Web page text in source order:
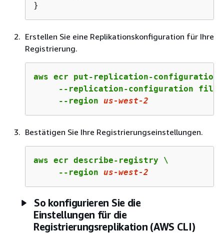
}
Erstellen Sie eine Replikationskonfiguration für Ihre
Registrierung.
aws ecr put-replication-configuration
--replication-configuration
     --region
us-west-2
Bestätigen Sie Ihre Registrierungseinstellungen.
aws ecr describe-registry \
     --region
us-west-2
So konfigurieren Sie die
Einstellungen für die
Registrierungsreplikation (AWS CLI)